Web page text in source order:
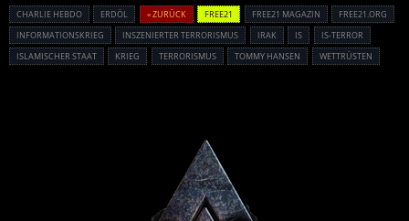
CHARLIE HEBDO ERDÖL « ZURÜCK FREE21 FREE21 MAGAZIN
FREE21.ORG
INFORMATIONSKRIEG
INSZENIERTER TERRORISMUS IRAK IS
IS-TERROR
ISLAMISCHER STAAT
KRIEG TERRORISMUS TOMMY HANSEN WETTRÜSTEN